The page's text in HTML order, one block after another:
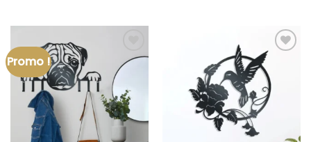
Promo !
Ajouter
à la liste
d’envies
Ajouter
à la liste
d’envies